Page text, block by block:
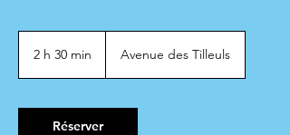
2 h 30 min
0
m
Avenue des Tilleuls
Réserver